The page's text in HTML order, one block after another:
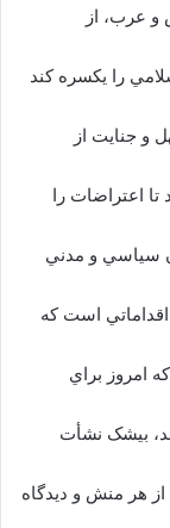
و عرب، از
را يکسره کند
و جنايت از
تا اعتراضات را
سياسي و مدني
است که
امروز براي
بيشک نشأت
هر منش و ديدگاه